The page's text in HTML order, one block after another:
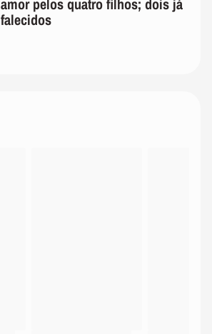
amor pelos quatro filhos; dois já
falecidos